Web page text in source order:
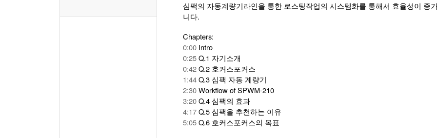
심팩의 자동계량기라인을 통한 로스팅작업의 시스템화를 통해서 효율성이 증
니다.
Chapters:
0:00 Intro
0:25Q.1 자기소개
0:42Q.2 호커스포커스
1:44Q.3 심팩 자동 계량기
2:30Workflow of SPWM-210
3:20Q.4 심팩의 효과
4:17Q.5 심팩을 추천하는 이유
5:05Q.6 호커스포커스의 목표